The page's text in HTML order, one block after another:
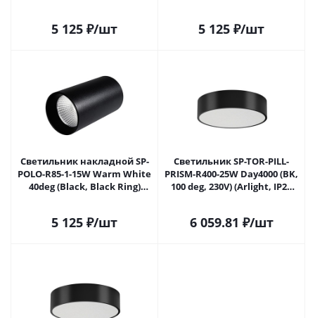
5 125 ₽/шт 5 125 ₽/шт
Светильник накладной SP-
POLO-R85-1-15W Warm White
40deg (Black, Black Ring)
5 125 ₽/шт
Светильник SP-TOR-PILL-
PRISM-R400-25W Day4000 (BK,
100 deg, 230V) (Arlight, IP20
6 059.81 ₽/шт